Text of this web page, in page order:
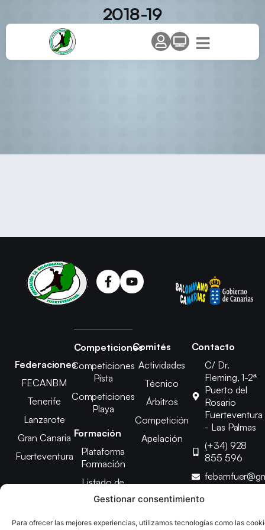
Gestionar consentimiento
Para ofrecer las mejores experiencias, utilizamos tecnologías como las
2018-19
Federaciones
FECANBM
Tenerife
Lanzarote
Gran Canaria
Fuerteventura
Competiciones
Competiciones
Pista
Competiciones
Playa
Formación
Plataforma
Formación
Listado de
Cursos
Comités
Actividades
Técnico
Árbitros
Competición
Apelación
Contacto
C/ Dr.
Fleming, 1-2ª
Puerto del
Rosario
Fuerteventura
- Las Palmas
(+34) 928
855 596